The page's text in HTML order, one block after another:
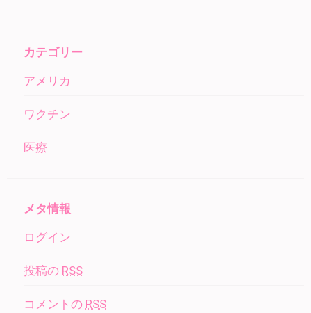
カテゴリー
アメリカ
ワクチン
医療
メタ情報
ログイン
投稿の RSS
コメントの RSS